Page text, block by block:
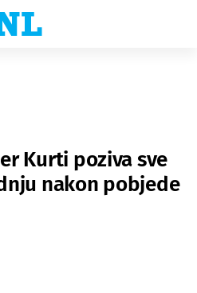
Kurti poziva sve
nakon pobjede